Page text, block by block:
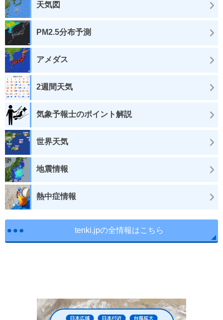
天気図
PM2.5分布予測
アメダス
2週間天気
気象予報士のポイント解説
世界天気
地震情報
熱中症情報
tenki.jpの全情報はこちら